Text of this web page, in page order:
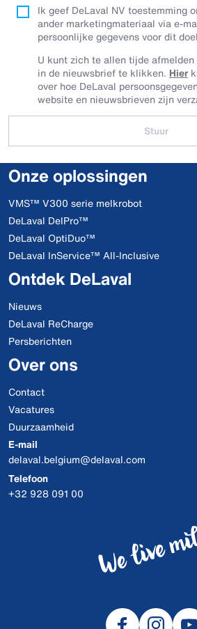
Ik geef DeLaval NV toestemming
ander marketingmateriaal via e-
persoonlijke gegevens voor dit
U kunt zich te allen tijde
in de nieuwsbrief te klikken. Hier
over hoe DeLaval
website en nieuwsbrieven zijn
Stuur
Onze oplossingen
VMS™ V300 serie melkrobot
DeLaval DelPro™
DeLaval OptiDuo™
DeLaval InService™ All-Inclusive
Ontdek DeLaval
Nieuws
DeLaval ReCharge
Persberichten
Over ons
Contact
Vacatures
Duurzaamheid
E-mail
delaval.belgium@delaval.com
Telefoon
+32 928 091 00